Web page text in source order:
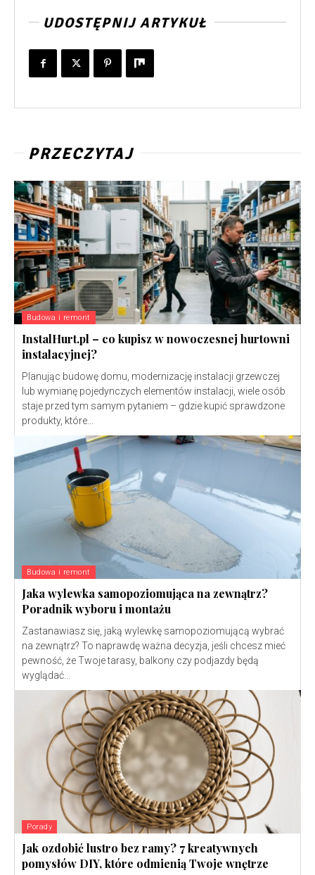
UDOSTĘPNIJ ARTYKUŁ
PRZECZYTAJ
Budowa i remont
InstalHurt.pl – co kupisz w nowoczesnej hurtowni
instalacyjnej?
Planując budowę domu, modernizację instalacji grzewczej
lub wymianę pojedynczych elementów instalacji, wiele osób
staje przed tym samym pytaniem – gdzie kupić sprawdzone
produkty, które...
Budowa i remont
Jaka wylewka samopoziomująca na zewnątrz?
Poradnik wyboru i montażu
Zastanawiasz się, jaką wylewkę samopoziomującą wybrać
na zewnątrz? To naprawdę ważna decyzja, jeśli chcesz mieć
pewność, że Twoje tarasy, balkony czy podjazdy będą
wyglądać...
Porady
Jak ozdobić lustro bez ramy? 7 kreatywnych
pomysłów DIY, które odmienią Twoje wnętrze